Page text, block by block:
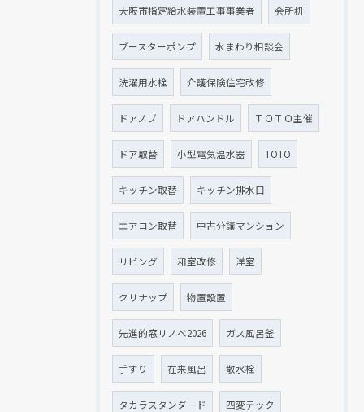
大阪市指定給水装置工事事業者 会所枡
ブースターポンプ 水まわり相談会
洗濯用水栓 介護保険住宅改修
ドアノブ ドアハンドル ＴＯＴＯ主催
ドア取替 小型電気温水器 TOTO
キッチン取替 キッチン排水口
エアコン取替 中古分譲マンション
リビング 和室改修 洋室
クリナップ 物置設置
先進的窓リノベ2026 ガス風呂釜
手すり 在来風呂 散水栓
タカラスタンダード 四変テック